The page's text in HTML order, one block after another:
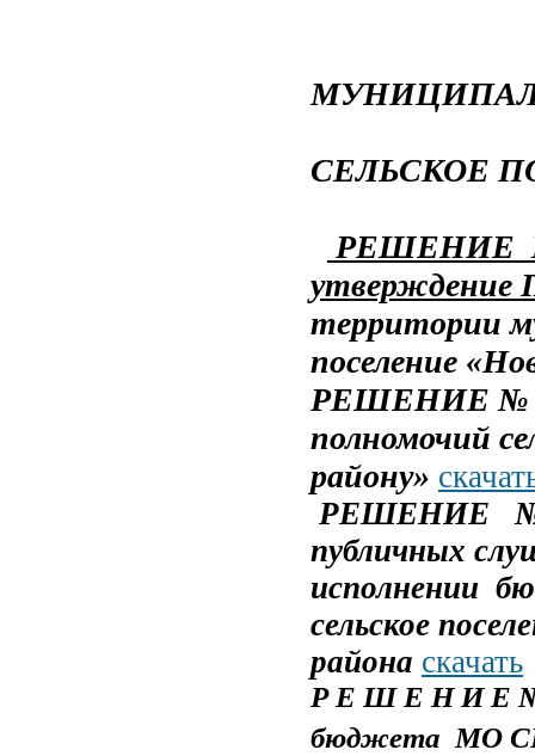
СЕЛЬСКОЕ
РЕШЕНИЕ №
утверждение
территории
поселение
РЕШЕНИЕ № 39
полномочий
району»
РЕШЕНИЕ №
публичных
исполнении
сельское
района скачать
Р Е Ш Е Н И Е №
бюджета МО СП